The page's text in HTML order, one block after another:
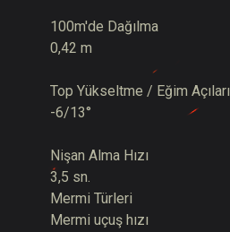
100m'de Dağılma
0,42 m
Top Yükseltme / Eğim Açıları
-6/13°
Nişan Alma Hızı
3,5 sn.
Mermi Türleri
Mermi uçuş hızı